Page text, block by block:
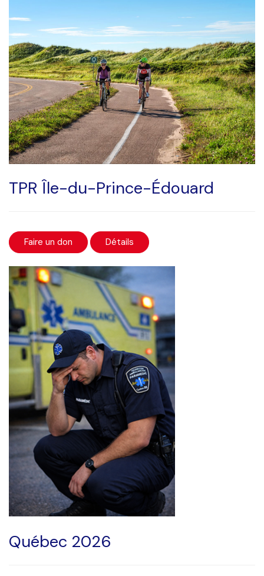
TPR Île-du-Prince-Édouard
Faire un don Détails
Québec 2026